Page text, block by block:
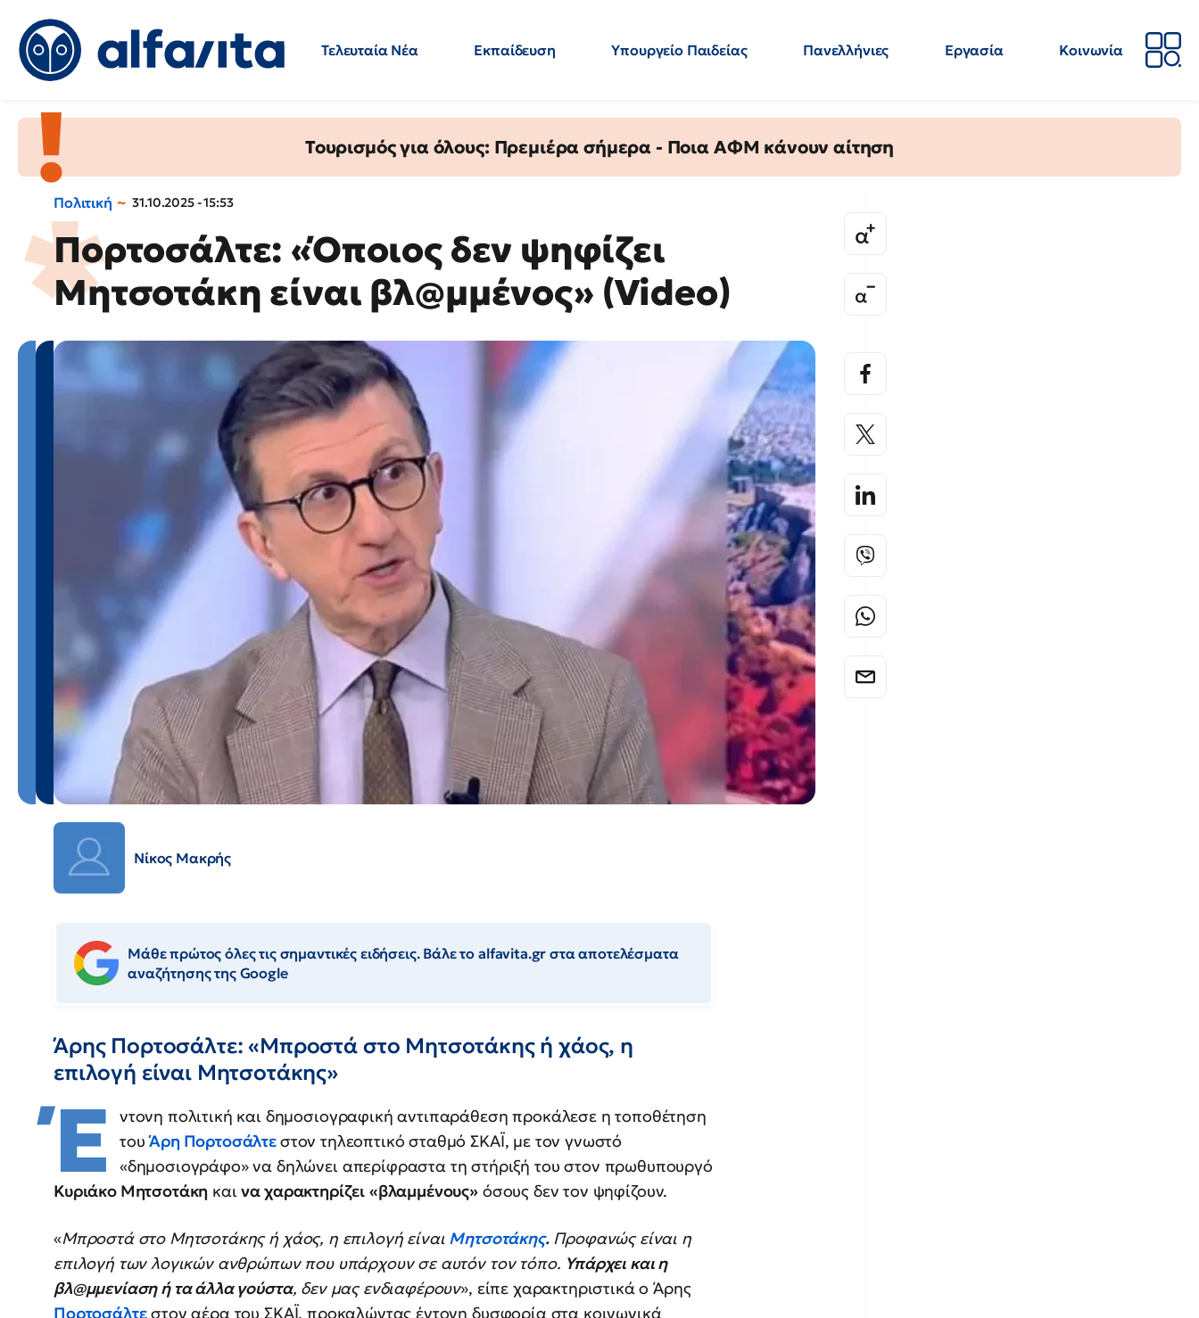
Τελευταία Νέα Εκπαίδευση Υπουργείο Παιδείας Πανελλήνιες Εργασία
Κοινωνία
Τουρισμός για όλους: Πρεμιέρα σήμερα - Ποια ΑΦΜ κάνουν αίτηση
Πολιτική 31.10.2025 - 15:53
Πορτοσάλτε: «Όποιος δεν ψηφίζει
Μητσοτάκη είναι βλ@μμένος» (Video)
Νίκος Μακρής
Μάθε πρώτος όλες τις σημαντικές ειδήσεις. Βάλε το alfavita.gr στα αποτελέσματα
αναζήτησης της Google
Άρης Πορτοσάλτε: «Μπροστά στο Μητσοτάκης ή χάος, η
επιλογή είναι Μητσοτάκης»
Έ
ντονη πολιτική και δημοσιογραφική αντιπαράθεση προκάλεσε η τοποθέτηση
τουΆρη Πορτοσάλτεστον τηλεοπτικό σταθμό ΣΚΑΪ, με τον γνωστό
«δημοσιογράφο» να δηλώνει απερίφραστα τη στήριξή του στον πρωθυπουργό
Κυριάκο Μητσοτάκη καινα χαρακτηρίζει «βλαμμένους» όσους δεν τον ψηφίζουν.
«Μπροστά στο Μητσοτάκης ή χάος, η επιλογή είναι Μητσοτάκης.Προφανώς είναι η
επιλογή των λογικών ανθρώπων που υπάρχουν σε αυτόν τον τόπο. Υπάρχει και η
βλ@μμενίαση ή τα άλλα γούστα, δεν μας ενδιαφέρουν», είπε χαρακτηριστικά ο Άρης
Πορτοσάλτεστον αέρα του ΣΚΑΪ, προκαλώντας έντονη δυσφορία στα κοινωνικά